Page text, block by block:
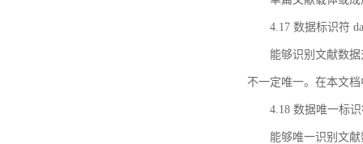
4.17 数据标识符
能够识别文献数
不一定唯一。在本文
4.18 数据唯一标
能够唯一识别文